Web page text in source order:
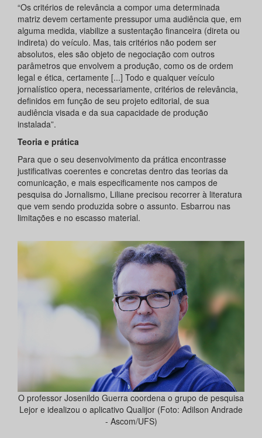
“Os critérios de relevância a compor uma determinada
matriz devem certamente pressupor uma audiência que, em
alguma medida, viabilize a sustentação financeira (direta ou
indireta) do veículo. Mas, tais critérios não podem ser
absolutos, eles são objeto de negociação com outros
parâmetros que envolvem a produção, como os de ordem
legal e ética, certamente [...] Todo e qualquer veículo
jornalístico opera, necessariamente, critérios de relevância,
definidos em função de seu projeto editorial, de sua
audiência visada e da sua capacidade de produção
instalada”.
Teoria e prática
Para que o seu desenvolvimento da prática encontrasse
justificativas coerentes e concretas dentro das teorias da
comunicação, e mais especificamente nos campos de
pesquisa do Jornalismo, Liliane precisou recorrer à literatura
que vem sendo produzida sobre o assunto. Esbarrou nas
limitações e no escasso material.
O professor Josenildo Guerra coordena o grupo de pesquisa
Lejor e idealizou o aplicativo Qualijor (Foto: Adilson Andrade
- Ascom/UFS)